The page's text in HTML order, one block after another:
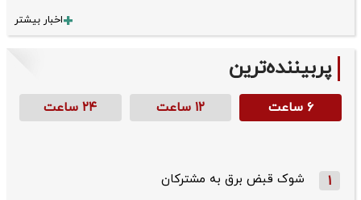
اخبار بیشتر
پربیننده‌ترین
۶ ساعت ۱۲ ساعت ۲۴ ساعت
1 شوک قبض برق به مشترکان